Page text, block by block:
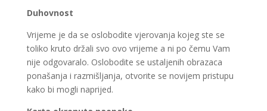
Duhovnost
Vrijeme je da se oslobodite vjerovanja kojeg ste se
toliko kruto držali svo ovo vrijeme a ni po čemu Vam
nije odgovaralo. Oslobodite se ustaljenih obrazaca
ponašanja i razmišljanja, otvorite se novijem pristupu
kako bi mogli naprijed.